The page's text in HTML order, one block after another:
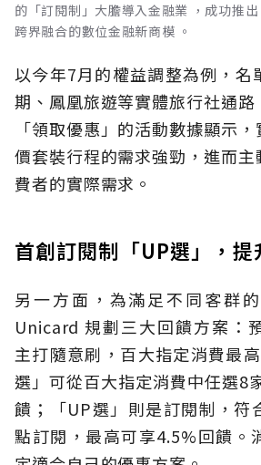
的「訂閱制」大膽導入金融業 ，成功推
跨界融合的數位金融新商模 。
以今年7月的權益調整為例，名
期、鳳凰旅遊等實體旅行社通
「領取優惠」的活動數據顯示
價套裝行程的需求強勁，進而
費者的實際需求。
首創訂閱制「UP選」，提
另一方面，為滿足不同客群
Unicard 規劃三大回饋方案：
主打隨意刷，百大指定消費最
選」可從百大指定消費中任選8
饋；「UP選」則是訂閱制，符
點訂閱，最高可享4.5%回饋。